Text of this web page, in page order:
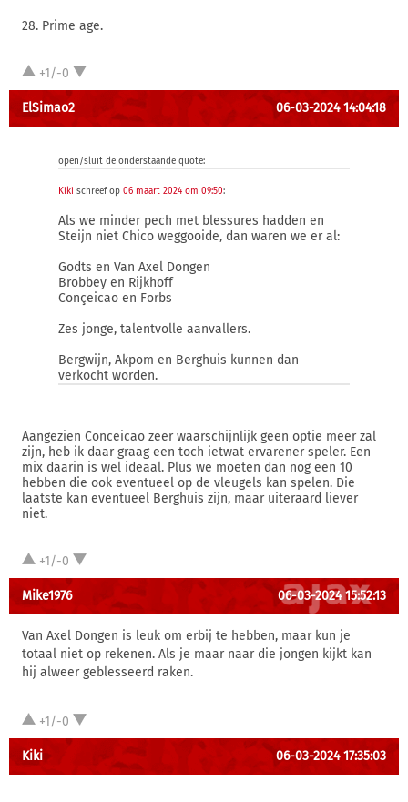
28. Prime age.
+1/-0
ElSimao2 06-03-2024 14:04:18
open/sluit de onderstaande quote:
Kiki schreef op 06 maart 2024 om 09:50:
Als we minder pech met blessures hadden en
Steijn niet Chico weggooide, dan waren we er al:
Godts en Van Axel Dongen
Brobbey en Rijkhoff
Conçeicao en Forbs
Zes jonge, talentvolle aanvallers.
Bergwijn, Akpom en Berghuis kunnen dan
verkocht worden.
Aangezien Conceicao zeer waarschijnlijk geen optie meer zal
zijn, heb ik daar graag een toch ietwat ervarener speler. Een
mix daarin is wel ideaal. Plus we moeten dan nog een 10
hebben die ook eventueel op de vleugels kan spelen. Die
laatste kan eventueel Berghuis zijn, maar uiteraard liever
niet.
+1/-0
Mike1976 06-03-2024 15:52:13
Van Axel Dongen is leuk om erbij te hebben, maar kun je
totaal niet op rekenen. Als je maar naar die jongen kijkt kan
hij alweer geblesseerd raken.
+1/-0
Kiki 06-03-2024 17:35:03